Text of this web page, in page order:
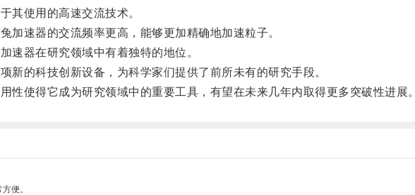
使用的高速交流技术。
速器的交流频率更高，能够更加精确地加速粒子。
器在研究领域中有着独特的地位。
的科技创新设备，为科学家们提供了前所未有的研究手段。
使得它成为研究领域中的重要工具，有望在未来几年内取得更多突破性进展。
便。